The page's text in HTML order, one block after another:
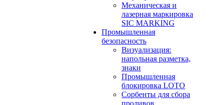
Механическая и
лазерная маркировка
SIC MARKING
Промышленная
безопасность
Визуализация:
напольная разметка,
знаки
Промышленная
блокировка LOTO
Сорбенты для сбора
проливов